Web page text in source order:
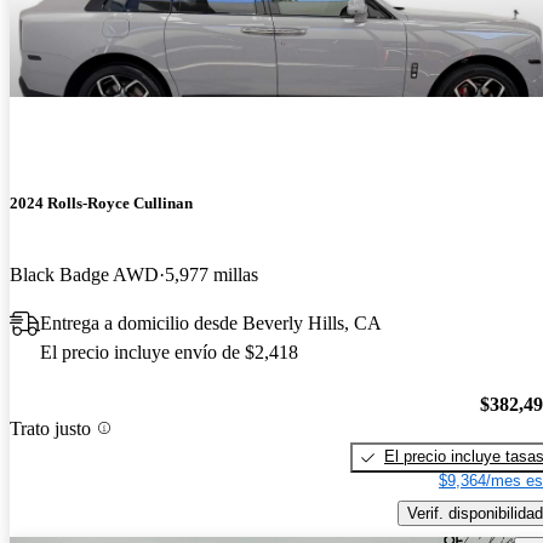
2024 Rolls-Royce Cullinan
Black Badge AWD 5,977 millas
Entrega a domicilio desde Beverly Hills, CA
El precio incluye envío de $2,418
Trato justo
El precio incluye tasas
$9,364/mes
Verif. disponibilidad